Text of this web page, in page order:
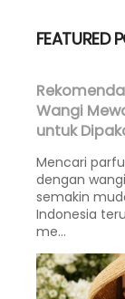
FEATURED
Wangi
untuk
Mencari
dengan
semakin
Indonesia
me...